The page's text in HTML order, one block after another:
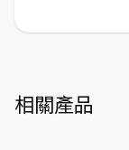
相關產品